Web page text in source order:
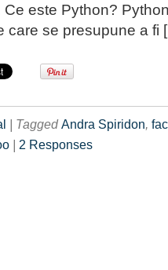
Ce este Python?
care se presupune a fi
| TaggedAndra Spiridon,
| 2 Responses